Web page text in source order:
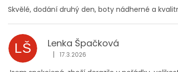
Skvělé, dodání druhý den, boty nádherné a
LŠ Lenka Špačková
Hodnocení obchodu je 5 z 5 hvězdiček.
| 17.3.2026